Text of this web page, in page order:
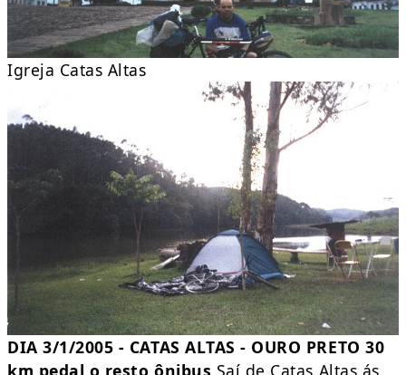
Igreja Catas Altas
DIA 3/1/2005 - CATAS ALTAS - OURO PRETO 30